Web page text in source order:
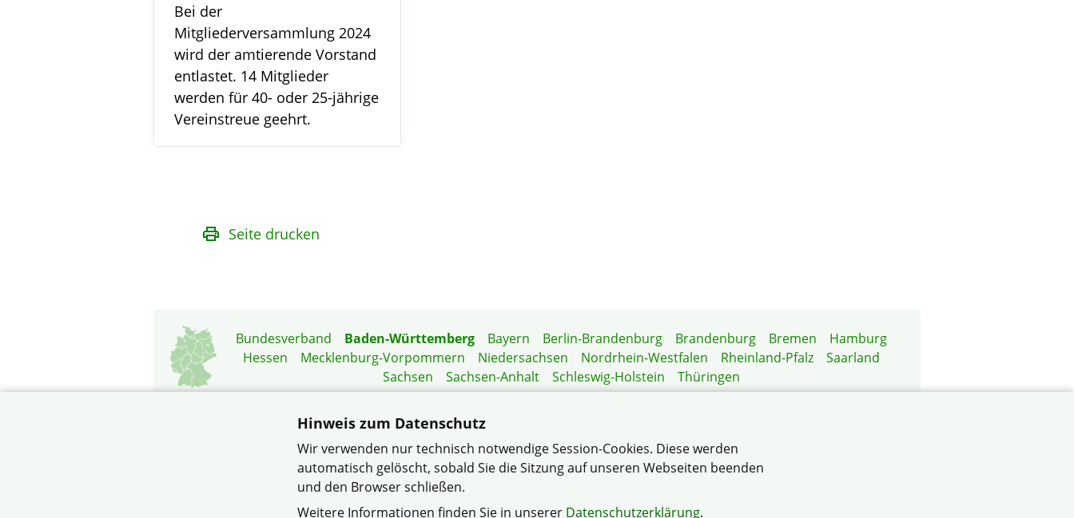
Bei der
Mitgliederversammlung 2024
wird der amtierende Vorstand
entlastet. 14 Mitglieder
werden für 40- oder 25-jährige
Vereinstreue geehrt.
Seite drucken
Bundesverband Baden-Württemberg Bayern Berlin-Brandenburg Brandenburg Bremen
Hamburg
Hessen
Mecklenburg-Vorpommern Niedersachsen Nordrhein-Westfalen Rheinland-Pfalz
Saarland
Sachsen
Sachsen-Anhalt Schleswig-Holstein
Thüringen
© BASF Siedlergemeinschaft e.V. Mannheim-Rheinau-Süd im Verband Wohneigentum Baden-Württemberg e.V.
Datenschutzerklärung Impressum Sitemap
Hinweis zum Datenschutz
Wir verwenden nur technisch notwendige Session-Cookies. Diese werden
automatisch gelöscht, sobald Sie die Sitzung auf unseren Webseiten beenden
und den Browser schließen.
Weitere Informationen finden Sie in unserer Datenschutzerklärung.